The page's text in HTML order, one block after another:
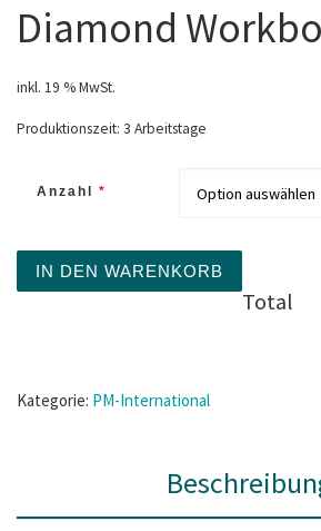
Diamond
inkl. 19 % MwSt.
Produktionszeit: 3 Arbeitstage
Anzahl *
IN DEN WARENKORB
Total
Kategorie: PM-International